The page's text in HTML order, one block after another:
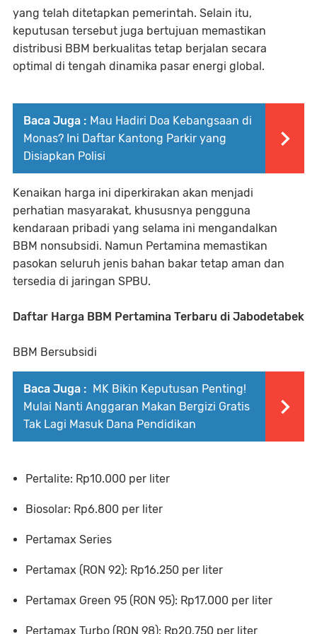
yang telah ditetapkan pemerintah. Selain itu,
keputusan tersebut juga bertujuan memastikan
distribusi BBM berkualitas tetap berjalan secara
optimal di tengah dinamika pasar energi global.
Baca Juga : Mau Hadiri Doa Kebangsaan di
Monas? Ini Daftar Kantong Parkir yang
Disiapkan Polisi
Kenaikan harga ini diperkirakan akan menjadi
perhatian masyarakat, khususnya pengguna
kendaraan pribadi yang selama ini mengandalkan
BBM nonsubsidi. Namun Pertamina memastikan
pasokan seluruh jenis bahan bakar tetap aman dan
tersedia di jaringan SPBU.
Daftar Harga BBM Pertamina Terbaru di Jabodetabek
BBM Bersubsidi
Baca Juga : MK Bikin Keputusan Penting!
Mulai Nanti Anggaran Makan Bergizi Gratis
Tak Lagi Masuk Dana Pendidikan
Pertalite: Rp10.000 per liter
Biosolar: Rp6.800 per liter
Pertamax Series
Pertamax (RON 92): Rp16.250 per liter
Pertamax Green 95 (RON 95): Rp17.000 per liter
Pertamax Turbo (RON 98): Rp20.750 per liter